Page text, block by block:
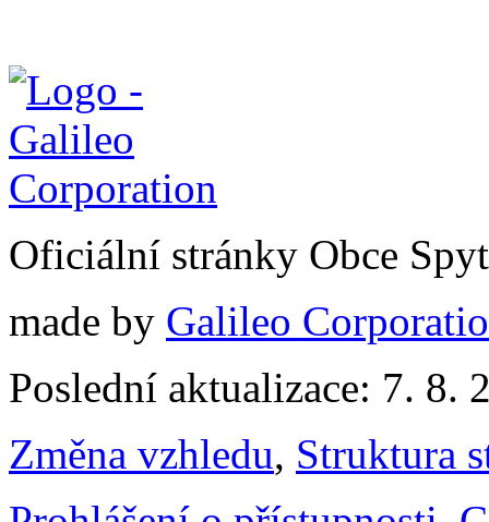
Oficiální stránky Obce
made by Galileo
Poslední aktualizace: 7. 8.
Změna vzhledu, Struktura